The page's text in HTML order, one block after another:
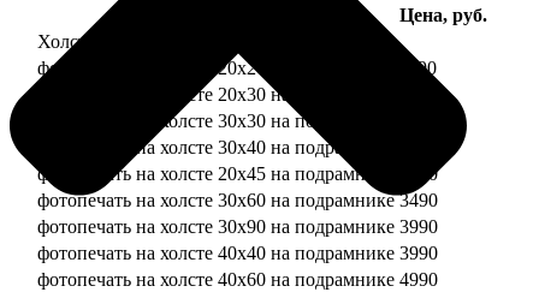
Цена, руб.
Холсты
фотопечать на холсте 20х20 на подрамнике
1190
фотопечать на холсте 20х30 на подрамнике
фотопечать на холсте 30х30 на подрамнике
фотопечать на холсте 30х40 на подрамнике
фотопечать на холсте 20х45 на подрамнике
2490
фотопечать на холсте 30х60 на подрамнике 3490
фотопечать на холсте 30х90 на подрамнике 3990
фотопечать на холсте 40х40 на подрамнике 3990
фотопечать на холсте 40х60 на подрамнике 4990